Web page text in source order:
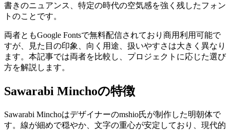
書きのニュアンス、特定の時代の空気感を強く残したフォン
トのことです。
両者ともGoogle Fontsで無料配信されており商用利用可能で
すが、見た目の印象、向く用途、扱いやすさは大きく異なり
ます。本記事では両者を比較し、プロジェクトに応じた選び
方を解説します。
Sawarabi Minchoの特徴
Sawarabi Minchoはデザイナーのmshio氏が制作した明朝体で
す。線が細めで穏やか、文字の重心が安定しており、現代的